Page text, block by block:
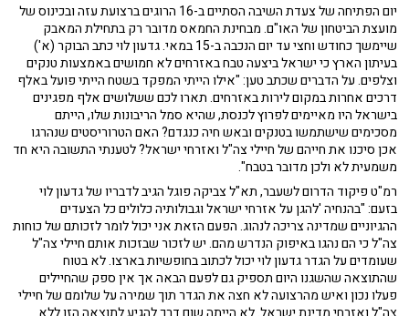
יום הפתיחה של צעדת השיבה הסתיים ב-16 הרוגים ברצועת עזה ובכינוס של
מועצת הביטחון של האו"ם. מבחינת החמאס מדובר רק בתחילת המאבק
שיימשך כחודש וחצי עד יום הנכבה ב-15 במאי. גדעון לוי כתב הבוקר (א')
בעיתון הארץ כי ישראל ביצעה טבח באזרחים לא חמושים באמצעות טנקים
וצלפים. על הדברים שכתב טען: "אילו הייתי המפקד בשטח הייתי פועל באלף
דרכים אחרות במקום לירות באזרחים. תארו לכם ששלושים אלף מפגינים
בישראל היו מאיימים לפרוץ לכנסת, שהיא סמל הריבונות שלו, הייתם
מסכימים שישתמשו בטנקים ובאש חיה כנגדם? האם הטרוריסטים שנהרגו
אכן סיכנו את חייהם של חיילי צה"ל ואזרחי ישראל? לטענתי התשובה היא חד
משמעית לא ולכן מדובר בטבח".
רמ"ט פיקוד הדרום לשעבר, תא"ל צביקה פוגל הגיב לדבריו של גדעון לוי
בזעם: "בהנחיה 'להגן על אזרחי ישראל וגבולותיה כלולים כל הצעדים
ההגיוניים שמדינה צריכה לנהוג. הפעם הזאת אני יכול לומר לזכותם של כוחות
צה"ל כי הם נהגו באיפוק הנדרש מהם. יש לזכור שבזכות אותם חיילי צה"ל
שעומדים על הגדר גדעון לוי יכול לכתוב בחופשיות בארצו. לא בטוח
שהתוצאה שהשגנו היום תספיק גם לפעם הבאה אך אין ספק שהחיילים
פעלו נכון ואיש מהרצועה לא חצה את הגדר תוך שמירה על שלומם של חיילי